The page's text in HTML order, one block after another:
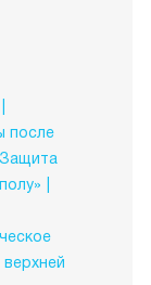
после
Защита